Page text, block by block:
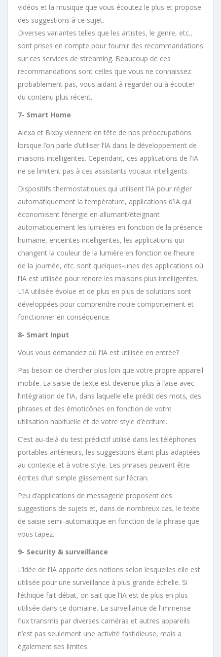
vidéos et la musique que vous écoutez le plus et propose
des suggestions à ce sujet.
Diverses variantes telles que les artistes, le genre, etc.,
sont prises en compte pour fournir des recommandations
sur ces services de streaming. Beaucoup de ces
recommandations sont celles que vous ne connaissez
probablement pas, vous aidant à regarder ou à écouter
du contenu plus récent.
7- Smart Home
Alexa et Bixby viennent en tête de nos préoccupations
lorsque l’on parle d’utiliser l’IA dans le développement de
maisons intelligentes. Cependant, ces applications de l’IA
ne se limitent pas à ces assistants vocaux intelligents.
Dispositifs thermostatiques qui utilisent l’IA pour régler
automatiquement la température, applications d’IA qui
économisent l’énergie en allumant/éteignant
automatiquement les lumières en fonction de la présence
humaine, enceintes intelligentes, les applications qui
changent la couleur de la lumière en fonction de l’heure
de la journée, etc. sont quelques-unes des applications où
l’IA est utilisée pour rendre les maisons plus intelligentes.
L’IA utilisée évolue et de plus en plus de solutions sont
développées pour comprendre notre comportement et
fonctionner en conséquence.
8- Smart Input
Vous vous demandez où l’IA est utilisée en entrée?
Pas besoin de chercher plus loin que votre propre appareil
mobile. La saisie de texte est devenue plus à l’aise avec
l’intégration de l’IA, dans laquelle elle prédit des mots, des
phrases et des émoticônes en fonction de votre
utilisation habituelle et de votre style d’écriture.
C’est au-delà du test prédictif utilisé dans les téléphones
portables antérieurs, les suggestions étant plus adaptées
au contexte et à votre style. Les phrases peuvent être
écrites d’un simple glissement sur l’écran.
Peu d’applications de messagerie proposent des
suggestions de sujets et, dans de nombreux cas, le texte
de saisie semi-automatique en fonction de la phrase que
vous tapez.
9- Security & surveillance
L’idée de l’IA apporte des notions selon lesquelles elle est
utilisée pour une surveillance à plus grande échelle. Si
l’éthique fait débat, on sait que l’IA est de plus en plus
utilisée dans ce domaine. La surveillance de l’immense
flux transmis par diverses caméras et autres appareils
n’est pas seulement une activité fastidieuse, mais a
également ses limites.